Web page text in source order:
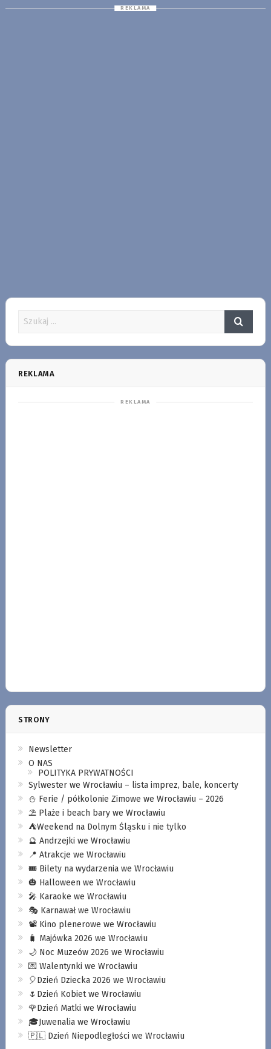
REKLAMA
STRONY
Newsletter
O NAS
POLITYKA PRYWATNOŚCI
Sylwester we Wrocławiu – lista imprez, bale, koncerty
⛄️ Ferie / półkolonie Zimowe we Wrocławiu – 2026
⛱️ Plaże i beach bary we Wrocławiu
⛺️Weekend na Dolnym Śląsku i nie tylko
🔮 Andrzejki we Wrocławiu
📍 Atrakcje we Wrocławiu
🎟️ Bilety na wydarzenia we Wrocławiu
🎃 Halloween we Wrocławiu
🎤 Karaoke we Wrocławiu
🎭 Karnawał we Wrocławiu
📽️ Kino plenerowe we Wrocławiu
🧳 Majówka 2026 we Wrocławiu
🌙 Noc Muzeów 2026 we Wrocławiu
💌 Walentynki we Wrocławiu
🎈Dzień Dziecka 2026 we Wrocławiu
🌷Dzień Kobiet we Wrocławiu
🌹Dzień Matki we Wrocławiu
🎓Juwenalia we Wrocławiu
🇵🇱 Dzień Niepodległości we Wrocławiu